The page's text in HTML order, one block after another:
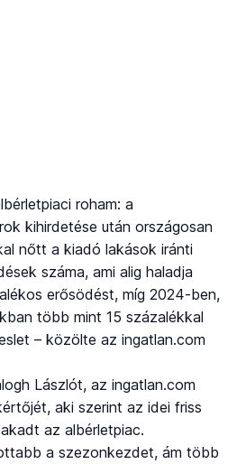
roham: a
kihirdetése után országosan
nőtt a kiadó lakások iránti
száma, ami alig haladja
erősödést, míg 2024-ben,
több mint 15 százalékkal
– közölte az ingatlan.com
Lászlót, az ingatlan.com
aki szerint az idei friss
az albérletpiac.
a szezonkezdet, ám több